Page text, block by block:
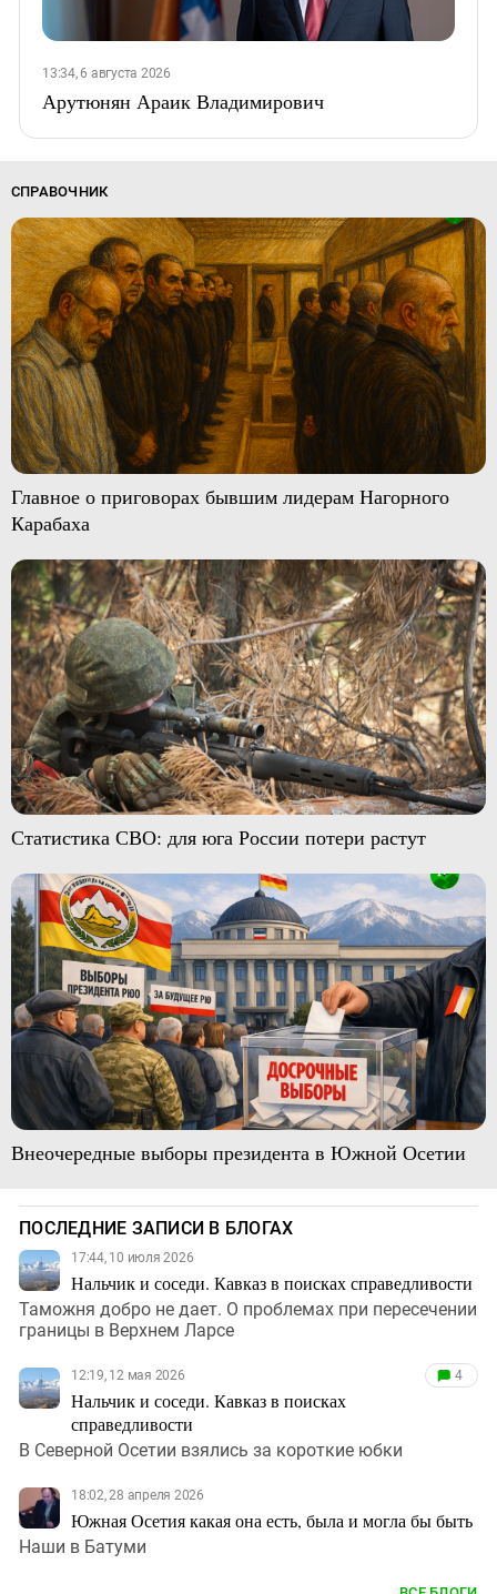
13:34, 6 августа 2026
Арутюнян Араик Владимирович
СПРАВОЧНИК
Главное о приговорах бывшим лидерам Нагорного
Карабаха
Статистика СВО: для юга России потери растут
Внеочередные выборы президента в Южной Осетии
ПОСЛЕДНИЕ ЗАПИСИ В БЛОГАХ
17:44, 10 июля 2026
Нальчик и соседи. Кавказ в поисках справедливости
Таможня добро не дает. О проблемах при пересечении
границы в Верхнем Ларсе
12:19, 12 мая 2026
Нальчик и соседи. Кавказ в поисках
справедливости
4
В Северной Осетии взялись за короткие юбки
18:02, 28 апреля 2026
Южная Осетия какая она есть, была и могла бы быть
Наши в Батуми